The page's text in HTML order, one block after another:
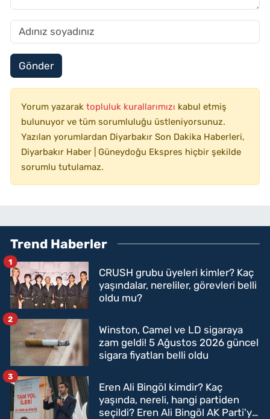
Gönder
Yorum yazarak topluluk kurallarımızı kabul etmiş
bulunuyor ve tüm sorumluluğu üstleniyorsunuz.
Yazılan yorumlardan Diyarbakır Son Dakika Haberleri,
Diyarbakır Haber | Güneydoğu Ekspres hiçbir şekilde
sorumlu tutulamaz.
Trend Haberler
CRUSH grubu üyeleri kimler? Kaç
yaşındalar, nereliler, görevleri belli
oldu mu?
1
Winston, Camel ve LD sigaraya
zam geldi! 5 Ağustos 2026 güncel
sigara fiyatları belli oldu
2
Eren Ali Bingöl kimdir? Kaç
yaşında, nereli, hangi partiden
seçildi? Eren Ali Bingöl AK Parti'ye
3